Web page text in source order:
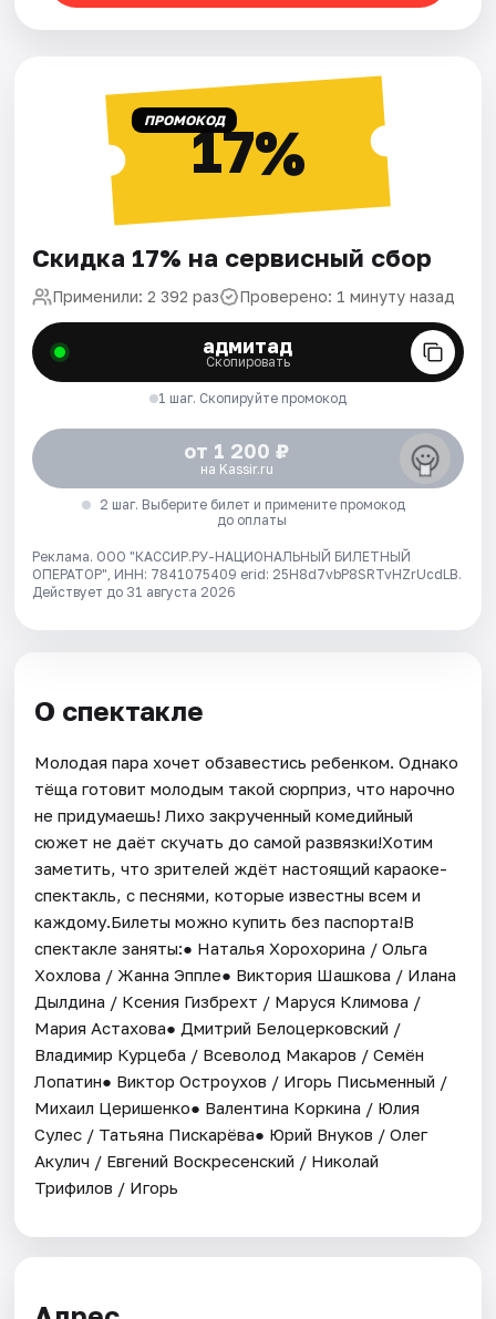
ПРОМОКОД17%
Скидка 17% на сервисный сбор
Применили: 2 392 раз Проверено: 1 минуту назад
адмитад
Скопировать
1 шаг. Скопируйте промокод
от 1 200 ₽
на Kassir.ru
2 шаг. Выберите билет и примените промокод
до оплаты
Реклама. ООО "КАССИР.РУ-НАЦИОНАЛЬНЫЙ БИЛЕТНЫЙ
ОПЕРАТОР", ИНН: 7841075409 erid: 25H8d7vbP8SRTvHZrUcdLB.
Действует до 31 августа 2026
О спектакле
Молодая пара хочет обзавестись ребенком. Однако
тёща готовит молодым такой сюрприз, что нарочно
не придумаешь! Лихо закрученный комедийный
сюжет не даёт скучать до самой развязки!Хотим
заметить, что зрителей ждёт настоящий караоке-
спектакль, с песнями, которые известны всем и
каждому.Билеты можно купить без паспорта!В
спектакле заняты:● Наталья Хорохорина / Ольга
Хохлова / Жанна Эппле● Виктория Шашкова / Илана
Дылдина / Ксения Гизбрехт / Маруся Климова /
Мария Астахова● Дмитрий Белоцерковский /
Владимир Курцеба / Всеволод Макаров / Семён
Лопатин● Виктор Остроухов / Игорь Письменный /
Михаил Церишенко● Валентина Коркина / Юлия
Сулес / Татьяна Пискарёва● Юрий Внуков / Олег
Акулич / Евгений Воскресенский / Николай
Трифилов / Игорь